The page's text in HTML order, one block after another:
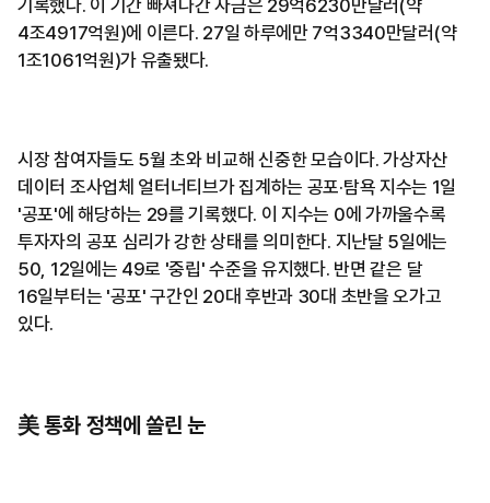
기록했다. 이 기간 빠져나간 자금은 29억6230만달러(약
4조4917억원)에 이른다. 27일 하루에만 7억3340만달러(약
1조1061억원)가 유출됐다.
시장 참여자들도 5월 초와 비교해 신중한 모습이다. 가상자산
데이터 조사업체 얼터너티브가 집계하는 공포·탐욕 지수는 1일
'공포'에 해당하는 29를 기록했다. 이 지수는 0에 가까울수록
투자자의 공포 심리가 강한 상태를 의미한다. 지난달 5일에는
50, 12일에는 49로 '중립' 수준을 유지했다. 반면 같은 달
16일부터는 '공포' 구간인 20대 후반과 30대 초반을 오가고
있다.
美 통화 정책에 쏠린 눈